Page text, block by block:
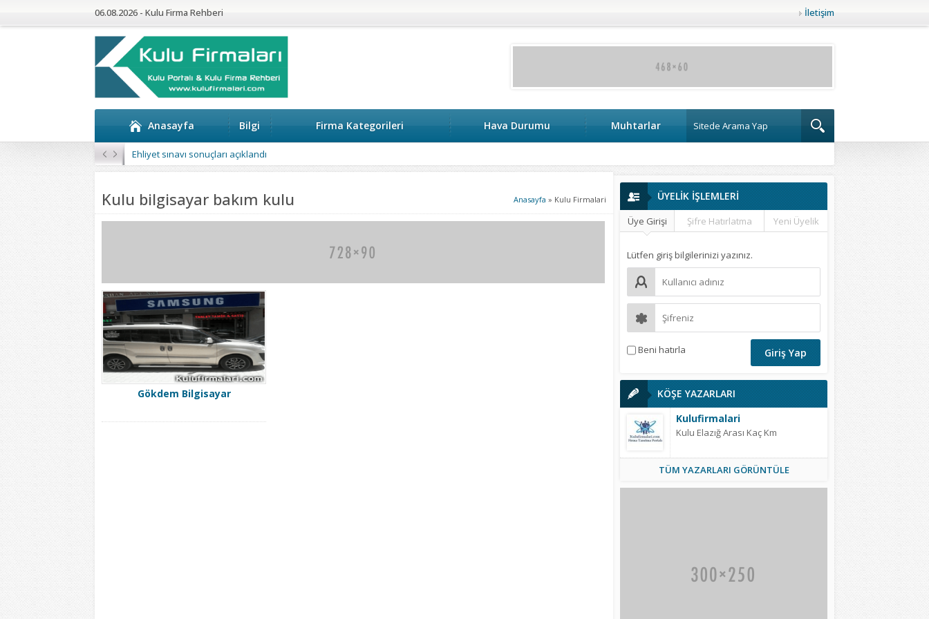
06.08.2026 - Kulu Firma Rehberi İletişim
Anasayfa Bilgi Firma Kategorileri Hava Durumu Muhtarlar
Ehliyet sınavı sonuçları açıklandı
Anasayfa » Kulu Firmalari
Kulu bilgisayar bakım kulu
Gökdem Bilgisayar
ÜYELİK İŞLEMLERİ
Üye Girişi Şifre Hatırlatma Yeni Üyelik
Lütfen giriş bilgilerinizi yazınız.
Beni hatırla
KÖŞE YAZARLARI
Kulufirmalari
Kulu Elazığ Arası Kaç Km
TÜM YAZARLARI GÖRÜNTÜLE